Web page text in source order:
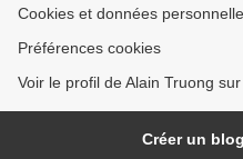
Cookies et données
Préférences cookies
Voir le profil de Alain Truong
Créer un